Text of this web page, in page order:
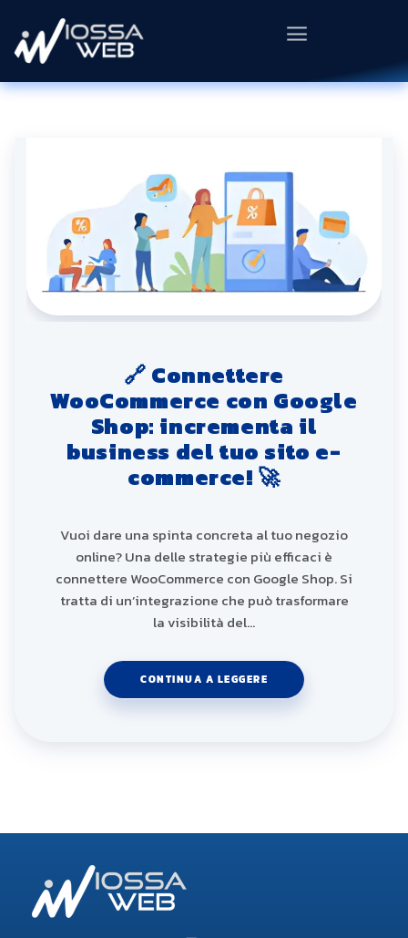
🔗 Connettere
WooCommerce con Google
Shop: incrementa il
business del tuo sito e-
commerce! 🚀
Vuoi dare una spinta concreta al tuo negozio
online? Una delle strategie più efficaci è
connettere WooCommerce con Google Shop. Si
tratta di un’integrazione che può trasformare
la visibilità del…
CONTINUA A LEGGERE